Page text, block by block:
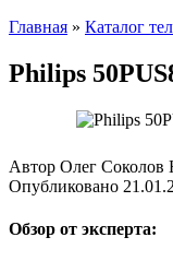
Главная » Каталог
Philips
Автор Олег Соколов
Опубликовано
Обзор от эксперта: